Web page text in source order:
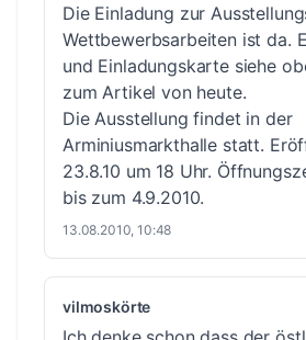
Die Einladung zur
Wettbewerbsarbeiten ist da.
und Einladungskarte siehe
zum Artikel von heute.
Die Ausstellung findet in der
Arminiusmarkthalle statt.
23.8.10 um 18 Uhr.
bis zum 4.9.2010.
13.08.2010, 10:48
vilmoskörte